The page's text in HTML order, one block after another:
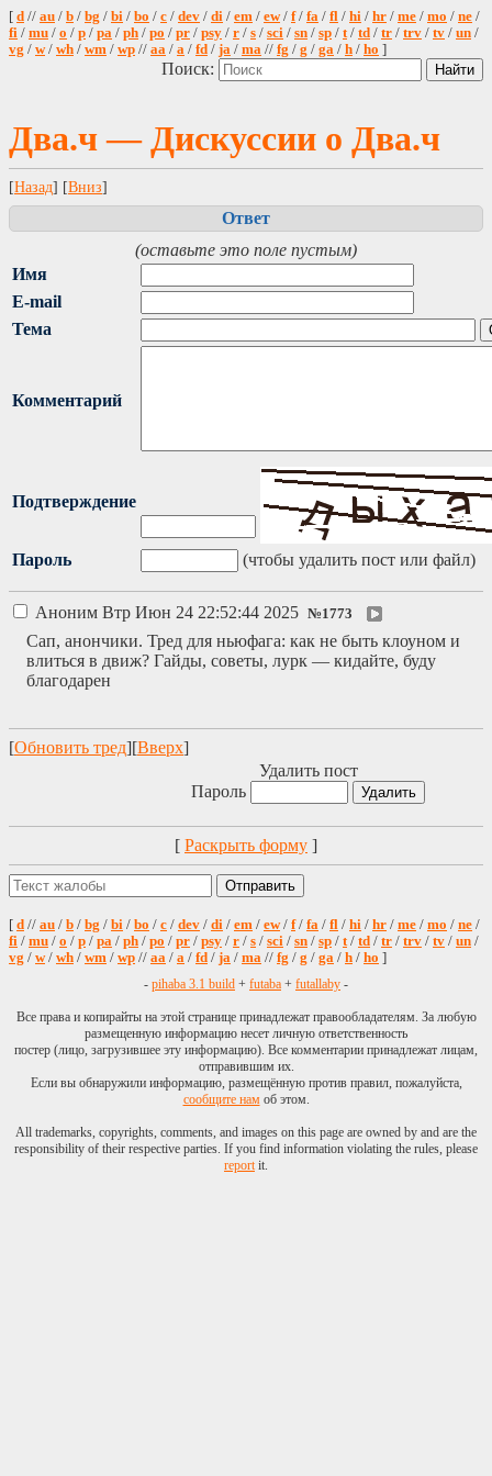
[ d // au / b / bg / bi / bo / c / dev / di / em / ew/ f/ fa / fl / hi / hr / me / mo / ne /
fi / mu / o / p / pa / ph / po / pr / psy / r / s / sci / sn / sp / t/ td / tr / trv / tv / un /
vg / w/ wh / wm / wp // aa / a / fd / ja / ma // fg / g / ga / h / ho ]
Поиск:
Два.ч — Дискуссии о Два.ч
[Назад] [Вниз]
Ответ
(оставьте это поле пустым)
Имя
E-mail
Тема
Комментарий
Подтверждение
Пароль (чтобы удалить пост или файл)
Аноним Втр Июн 24 22:52:44 2025 №1773
Сап, анончики. Тред для ньюфага: как не быть клоуном и
влиться в движ? Гайды, советы, лурк — кидайте, буду
благодарен
[Обновить тред][Вверх]
Удалить пост
Пароль
[ Раскрыть форму ]
[ d // au / b / bg / bi / bo / c / dev / di / em / ew/ f/ fa / fl / hi / hr / me / mo / ne /
fi / mu / o / p / pa / ph / po / pr / psy / r / s / sci / sn / sp / t/ td / tr / trv / tv / un /
vg / w/ wh / wm / wp // aa / a / fd / ja / ma // fg / g / ga / h / ho ]
- pihaba 3.1 build + futaba + futallaby -
Все права и копирайты на этой странице принадлежат правообладателям. За любую
размещенную информацию несет личную ответственность
постер (лицо, загрузившее эту информацию). Все комментарии принадлежат лицам,
отправившим их.
Если вы обнаружили информацию, размещённую против правил, пожалуйста,
сообщите намоб этом.
All trademarks, copyrights, comments, and images on this page are owned by and are the
responsibility of their respective parties. If you find information violating the rules, please
reportit.